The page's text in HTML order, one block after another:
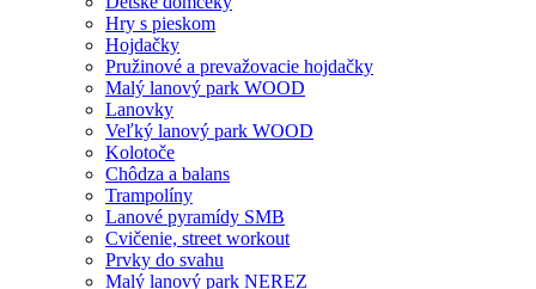
Hry s pieskom
Hojdačky
Pružinové a prevažovacie hojdačky
Malý lanový park WOOD
Lanovky
Veľký lanový park WOOD
Kolotoče
Chôdza a balans
Trampolíny
Lanové pyramídy SMB
Cvičenie, street workout
Prvky do svahu
Malý lanový park NEREZ